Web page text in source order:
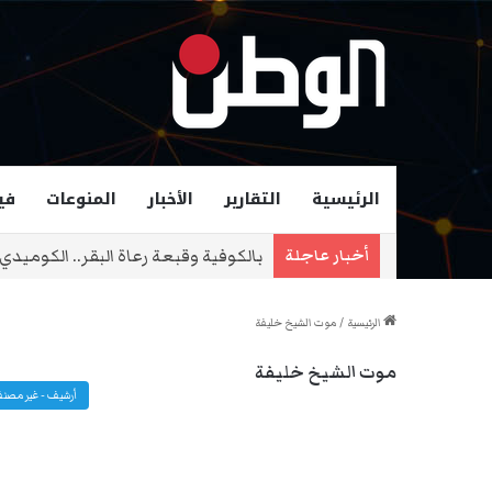
الرئيسية التقارير الأخبار المنوعات
أخبار عاجلة بالكوفية وقبعة رعاة البقر..
الرئيسية /موت الشيخ خليفة
موت الشيخ خليفة
أرشيف - غير